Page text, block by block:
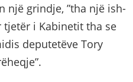
një grindje, ”tha një ish-
i Kabinetit tha se
deputetëve Tory